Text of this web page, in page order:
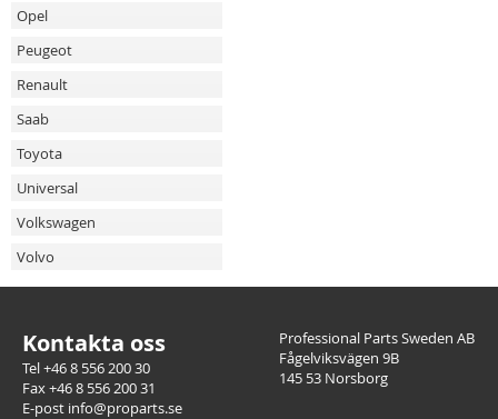
Opel
Peugeot
Renault
Saab
Toyota
Universal
Volkswagen
Volvo
Kontakta oss
Tel +46 8 556 200 30
Fax +46 8 556 200 31
E-post info@proparts.se
Professional Parts Sweden AB
Fågelviksvägen 9B
145 53 Norsborg